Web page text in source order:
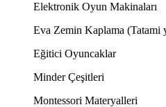
Elektronik Oyun Makinaları
Eva Zemin Kaplama (Tatami
Eğitici Oyuncaklar
Minder Çeşitleri
Montessori Materyalleri